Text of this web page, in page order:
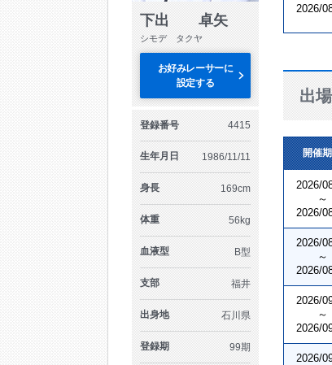
下出 卓矢
シモデ タクヤ
お好みレーサーに
設定する
登録番号 4415
生年月日 1986/11/11
身長 169cm
体重 56kg
血液型 B型
支部 福井
出身地 石川県
登録期 99期
2026/
出
開催
2026/
～
2026/
2026/
～
2026/
2026/
～
2026/
2026/